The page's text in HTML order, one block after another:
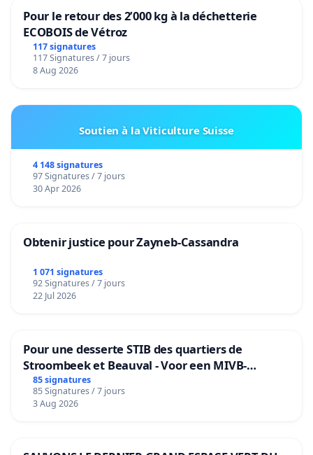
Pour le retour des 2’000 kg à la déchetterie
ECOBOIS de Vétroz
117 signatures
117 Signatures / 7 jours
8 Aug 2026
Soutien à la Viticulture Suisse
4 148 signatures
97 Signatures / 7 jours
30 Apr 2026
Obtenir justice pour Zayneb-Cassandra
1 071 signatures
92 Signatures / 7 jours
22 Jul 2026
Pour une desserte STIB des quartiers de
Stroombeek et Beauval - Voor een MIVB-
bediening van de wijken Strombeek en Het
Voor
85 signatures
85 Signatures / 7 jours
3 Aug 2026